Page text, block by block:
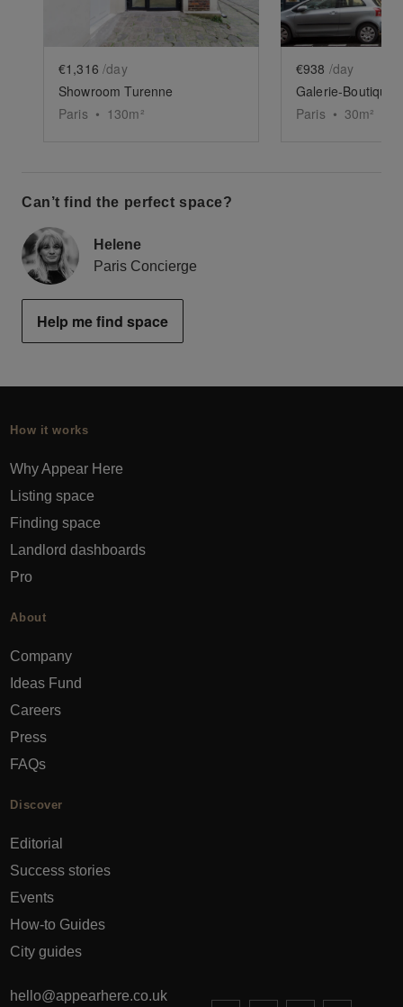
€1,316 /day
Showroom Turenne
Paris • 130m²
€938 /day
Paris • 30m²
Can’t find the perfect space?
Helene
Paris Concierge
Help me find space
How it works
Why Appear Here
Listing space
Finding space
Landlord dashboards
Pro
About
Company
Ideas Fund
Careers
Press
FAQs
Discover
Editorial
Success stories
Events
How-to Guides
City guides
hello@appearhere.co.uk